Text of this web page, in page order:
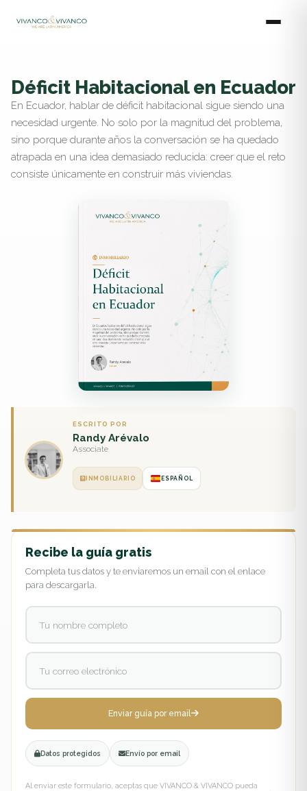
Déficit Habitacional en Ecuador
En Ecuador, hablar de déficit habitacional sigue siendo una
necesidad urgente. No solo por la magnitud del problema,
sino porque durante años la conversación se ha quedado
atrapada en una idea demasiado reducida: creer que el reto
consiste únicamente en construir más viviendas.
ESCRITO POR
Randy Arévalo
Associate
INMOBILIARIO ESPAÑOL
Recibe la guía gratis
Completa tus datos y te enviaremos un email con el enlace
para descargarla.
Enviar guía por email
Datos protegidos Envío por email
Al enviar este formulario, aceptas que VIVANCO & VIVANCO pueda